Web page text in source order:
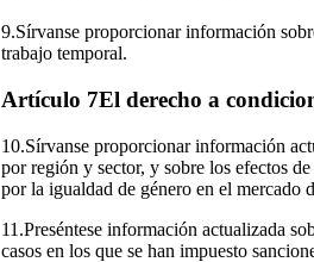
9.Sírvanse proporcionar información
trabajo temporal.
Artículo 7El derecho a
10.Sírvanse proporcionar información
por región y sector, y sobre los efectos
por la igualdad de género en el mercado
11.Preséntese información actualizada
casos en los que se han impuesto